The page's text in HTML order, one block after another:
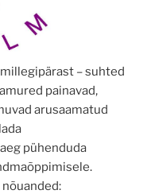
– suhted
painavad,
arusaamatud
pühenduda